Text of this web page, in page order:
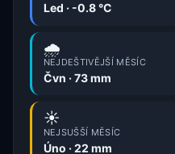
Led · -0.8 °C
🌧️
NEJDEŠTIVĚJŠÍ MĚSÍC
Čvn · 73 mm
☀️
NEJSUŠŠÍ MĚSÍC
Úno · 22 mm